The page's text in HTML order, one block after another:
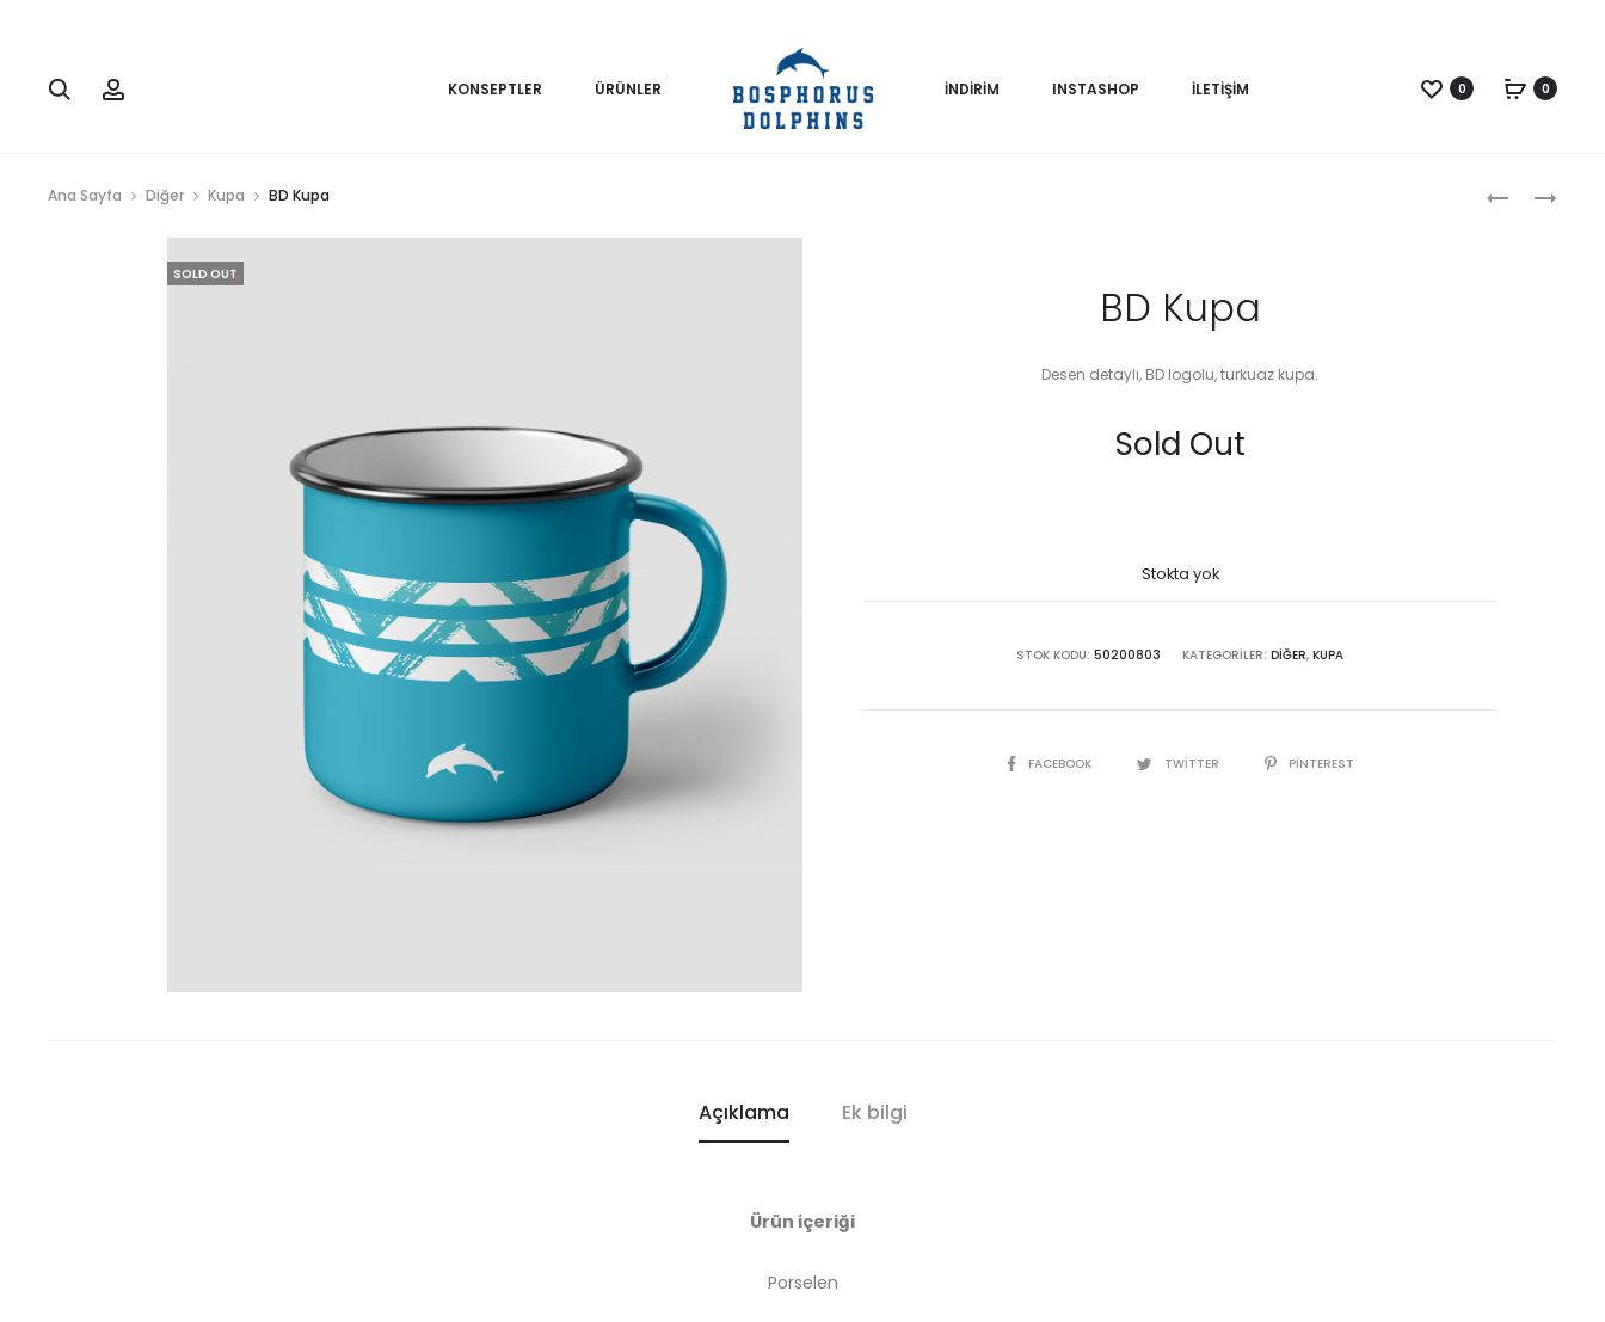
KONSEPTLER ÜRÜNLER İNDİRİM INSTASHOP İLETİŞİM 0 0
Ana Sayfa Diğer Kupa BD Kupa
SOLD OUT
BD Kupa
Desen detaylı, BD logolu, turkuaz kupa.
Sold Out
Stokta yok
STOK KODU: 50200803 KATEGORILER: DIĞER, KUPA
SHAREFACEBOOK TWITTER PINTEREST
Açıklama Ek bilgi
Ürün içeriği
Porselen